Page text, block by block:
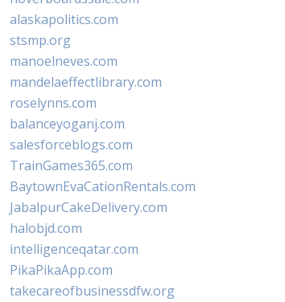
alaskapolitics.com
stsmp.org
manoelneves.com
mandelaeffectlibrary.com
roselynns.com
balanceyoganj.com
salesforceblogs.com
TrainGames365.com
BaytownEvaCationRentals.com
JabalpurCakeDelivery.com
halobjd.com
intelligenceqatar.com
PikaPikaApp.com
takecareofbusinessdfw.org